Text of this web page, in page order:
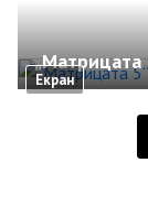
Екран
„Матрицата